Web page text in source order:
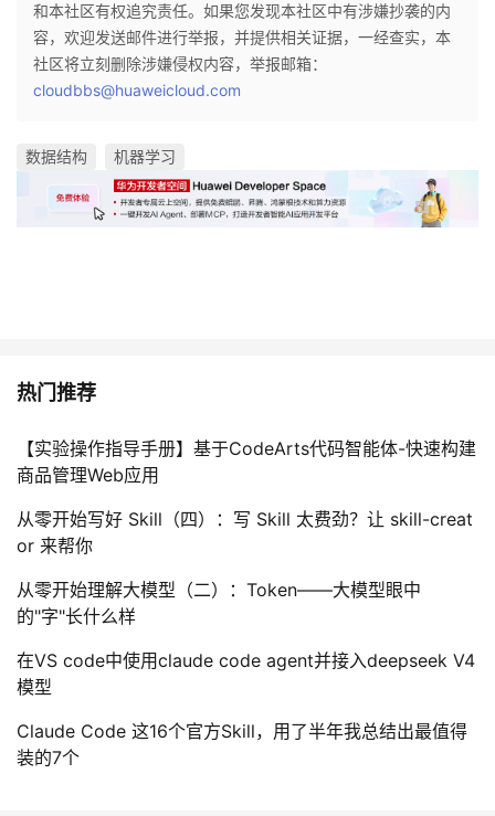
和本社区有权追究责任。如果您发现本社区中有涉嫌抄袭的内
容，欢迎发送邮件进行举报，并提供相关证据，一经查实，本
社区将立刻删除涉嫌侵权内容，举报邮箱：
cloudbbs@huaweicloud.com
数据结构 机器学习
热门推荐
【实验操作指导手册】基于CodeArts代码智能体-快速构建
商品管理Web应用
从零开始写好 Skill（四）：写 Skill 太费劲？让 skill-creat
or 来帮你
从零开始理解大模型（二）：Token——大模型眼中
的"字"长什么样
在VS code中使用claude code agent并接入deepseek V4
模型
Claude Code 这16个官方Skill，用了半年我总结出最值得
装的7个